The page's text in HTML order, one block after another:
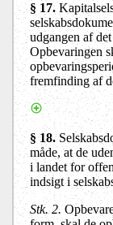
§ 17.
udgangen af
Opbevaringen
fremfinding af
§ 18.
måde, at de
i landet for
indsigt i
Stk. 2.